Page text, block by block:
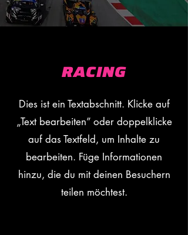
RACING
Dies ist ein Textabschnitt. Klicke auf
„Text bearbeiten” oder doppelklicke
auf das Textfeld, um Inhalte zu
bearbeiten. Füge Informationen
hinzu, die du mit deinen Besuchern
teilen möchtest.